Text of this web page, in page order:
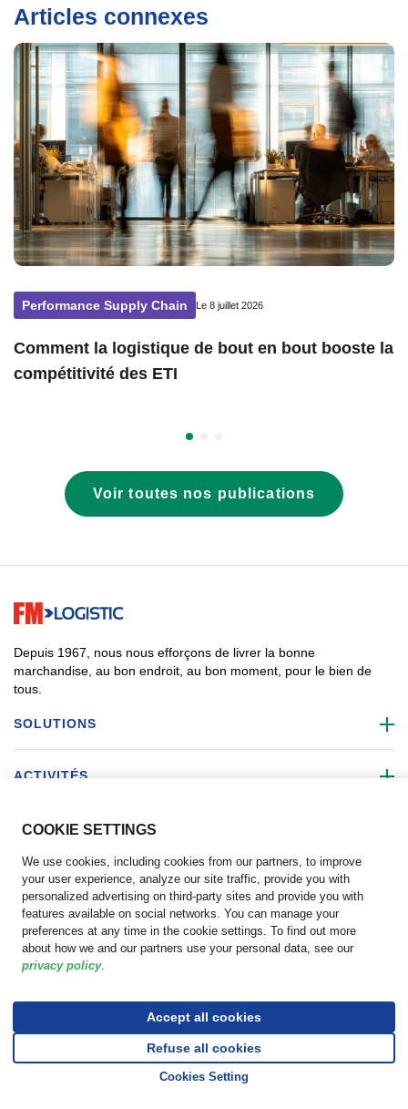
COOKIE SETTINGS
We use cookies, including cookies from our partners, to improve
your user experience, analyze our site traffic, provide you with
personalized advertising on third-party sites and provide you with
features available on social networks. You can manage your
preferences at any time in the cookie settings. To find out more
about how we and our partners use your personal data, see our
privacy policy.
Accept all cookies
Refuse all cookies
Cookies Setting
Articles connexes
Performance Supply Chain Le 8 juillet 2026
Comment la logistique de bout en bout booste la
compétitivité des ETI
Voir toutes nos publications
Go to home page
Depuis 1967, nous nous efforçons de livrer la bonne
marchandise, au bon endroit, au bon moment, pour le bien de
tous.
SOLUTIONS
ACTIVITÉS
DÉCOUVRIR FM LOGISTIC
SUIVEZ-NOUS
2026